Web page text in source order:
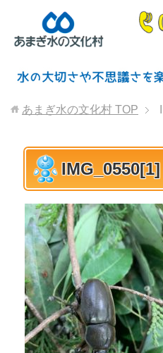
あまぎ水の文化村 TOP
IMG_0550[1]